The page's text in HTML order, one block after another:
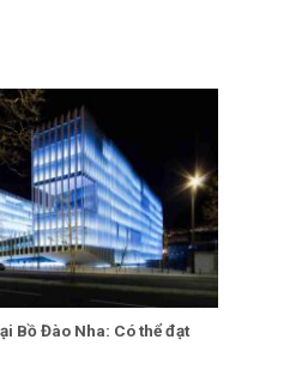
Bồ Đào Nha: Có thể đạt